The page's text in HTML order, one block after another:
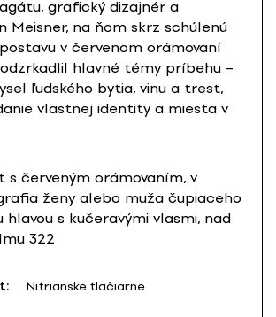
grafický dizajnér a
Meisner, na ňom skrz schúlenú
v červenom orámovaní
hlavné témy príbehu –
ľudského bytia, vinu a trest,
vlastnej identity a miesta v
s červeným orámovaním, v
ženy alebo muža čupiaceho
hlavou s kučeravými vlasmi, nad
322
Nitrianske tlačiarne